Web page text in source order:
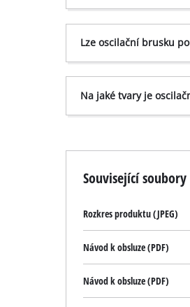
Lze oscilační brusku
Na jaké tvary je
Související
Rozkres produktu (JPEG)
Návod k obsluze (PDF)
Návod k obsluze (PDF)